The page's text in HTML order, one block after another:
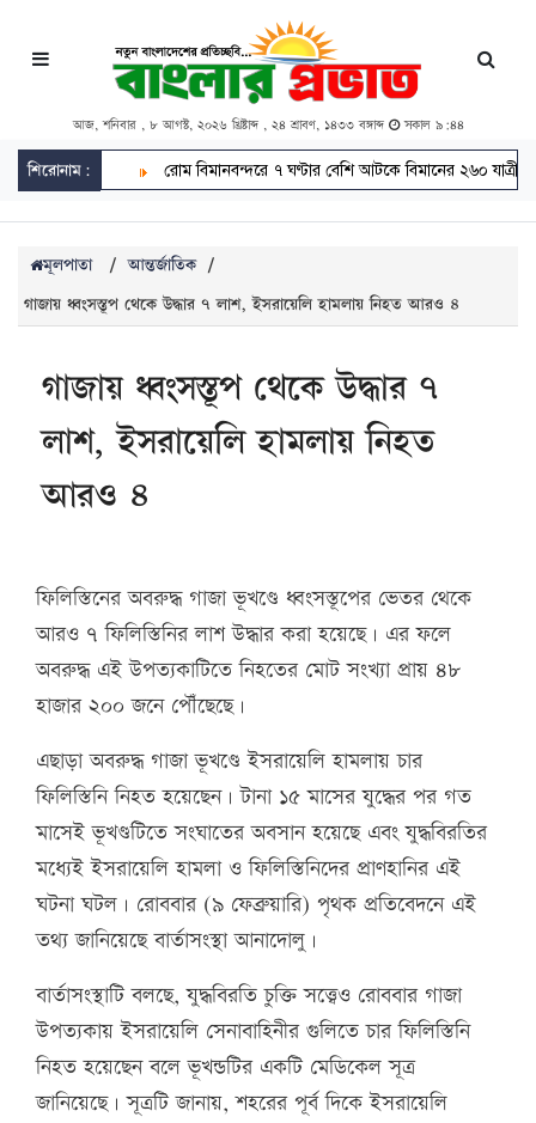
আজ, শনিবার , ৮ আগস্ট, ২০২৬ খ্রিষ্টাব্দ , ২৪ শ্রাবণ, ১৪৩৩ বঙ্গাব্দ সকাল ৯:৪৪
শিরোনাম: রোম বিমানবন্দরে ৭ ঘণ্টার বেশি আটকে বিমানের ২৬০ যাত্রী
মূলপাতা / আন্তর্জাতিক /
গাজায় ধ্বংসস্তূপ থেকে উদ্ধার ৭ লাশ, ইসরায়েলি হামলায় নিহত আরও ৪
গাজায় ধ্বংসস্তূপ থেকে উদ্ধার ৭
লাশ, ইসরায়েলি হামলায় নিহত
আরও ৪
ফিলিস্তিনের অবরুদ্ধ গাজা ভূখণ্ডে ধ্বংসস্তূপের ভেতর থেকে
আরও ৭ ফিলিস্তিনির লাশ উদ্ধার করা হয়েছে। এর ফলে
অবরুদ্ধ এই উপত্যকাটিতে নিহতের মোট সংখ্যা প্রায় ৪৮
হাজার ২০০ জনে পৌঁছেছে।
এছাড়া অবরুদ্ধ গাজা ভূখণ্ডে ইসরায়েলি হামলায় চার
ফিলিস্তিনি নিহত হয়েছেন। টানা ১৫ মাসের যুদ্ধের পর গত
মাসেই ভূখণ্ডটিতে সংঘাতের অবসান হয়েছে এবং যুদ্ধবিরতির
মধ্যেই ইসরায়েলি হামলা ও ফিলিস্তিনিদের প্রাণহানির এই
ঘটনা ঘটল। রোববার (৯ ফেব্রুয়ারি) পৃথক প্রতিবেদনে এই
তথ্য জানিয়েছে বার্তাসংস্থা আনাদোলু।
বার্তাসংস্থাটি বলছে, যুদ্ধবিরতি চুক্তি সত্ত্বেও রোববার গাজা
উপত্যকায় ইসরায়েলি সেনাবাহিনীর গুলিতে চার ফিলিস্তিনি
নিহত হয়েছেন বলে ভূখন্ডটির একটি মেডিকেল সূত্র
জানিয়েছে। সূত্রটি জানায়, শহরের পূর্ব দিকে ইসরায়েলি